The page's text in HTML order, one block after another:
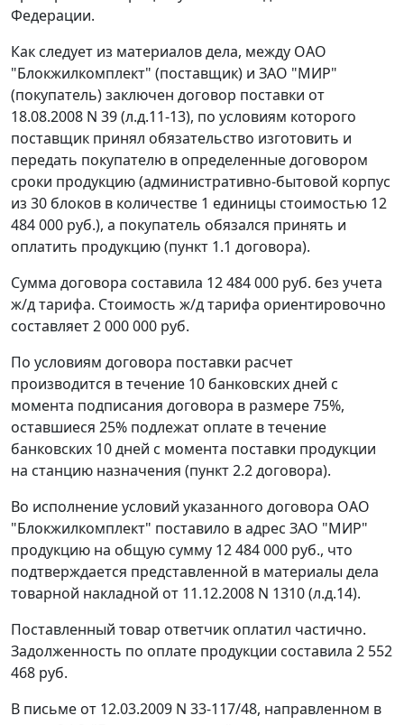
Федерации.
Как следует из материалов дела, между ОАО
"Блокжилкомплект" (поставщик) и ЗАО "МИР"
(покупатель) заключен договор поставки от
18.08.2008 N 39 (л.д.11-13), по условиям которого
поставщик принял обязательство изготовить и
передать покупателю в определенные договором
сроки продукцию (административно-бытовой корпус
из 30 блоков в количестве 1 единицы стоимостью 12
484 000 руб.), а покупатель обязался принять и
оплатить продукцию (пункт 1.1 договора).
Сумма договора составила 12 484 000 руб. без учета
ж/д тарифа. Стоимость ж/д тарифа ориентировочно
составляет 2 000 000 руб.
По условиям договора поставки расчет
производится в течение 10 банковских дней с
момента подписания договора в размере 75%,
оставшиеся 25% подлежат оплате в течение
банковских 10 дней с момента поставки продукции
на станцию назначения (пункт 2.2 договора).
Во исполнение условий указанного договора ОАО
"Блокжилкомплект" поставило в адрес ЗАО "МИР"
продукцию на общую сумму 12 484 000 руб., что
подтверждается представленной в материалы дела
товарной накладной от 11.12.2008 N 1310 (л.д.14).
Поставленный товар ответчик оплатил частично.
Задолженность по оплате продукции составила 2 552
468 руб.
В письме от 12.03.2009 N 33-117/48, направленном в